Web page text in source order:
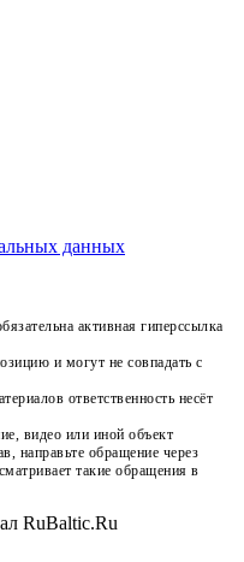
данных
активная гиперссылка
и могут не совпадать с
ответственность несёт
видео или иной объект
направьте обращение через
такие обращения в
RuBaltic.Ru